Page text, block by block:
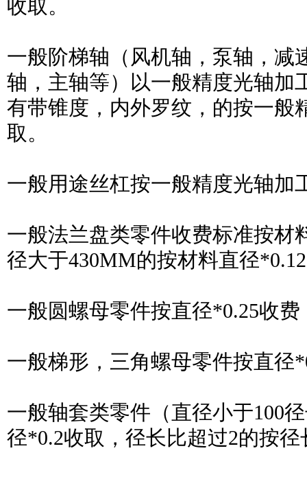
收取。
一般阶梯轴（风机轴，泵轴，减
轴，主轴等）以一般精度光轴加
有带锥度，内外罗纹，的按一般
取。
一般用途丝杠按一般精度光轴加
一般法兰盘类零件收费标准按材
径大于430MM的按材料直径
一般圆螺母零件按直径*0.25收
一般梯形，三角螺母零件按直径
一般轴套类零件（直径小于100
径*0.2收取，径长比超过2的按